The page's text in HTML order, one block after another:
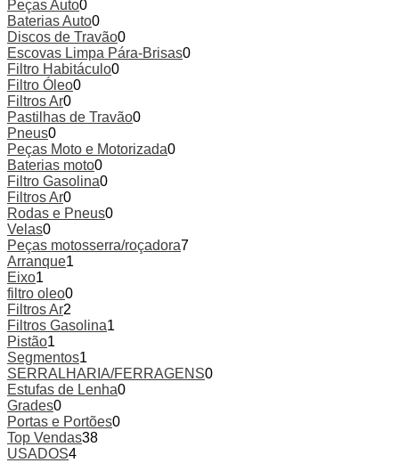
Peças Auto0
Baterias Auto0
Discos de Travão0
Escovas Limpa Pára-Brisas0
Filtro Habitáculo0
Filtro Óleo0
Filtros Ar0
Pastilhas de Travão0
Pneus0
Peças Moto e Motorizada0
Baterias moto0
Filtro Gasolina0
Filtros Ar0
Rodas e Pneus0
Velas0
Peças motosserra/roçadora7
Arranque1
Eixo1
filtro oleo0
Filtros Ar2
Filtros Gasolina1
Pistão1
Segmentos1
SERRALHARIA/FERRAGENS0
Estufas de Lenha0
Grades0
Portas e Portões0
Top Vendas38
USADOS4